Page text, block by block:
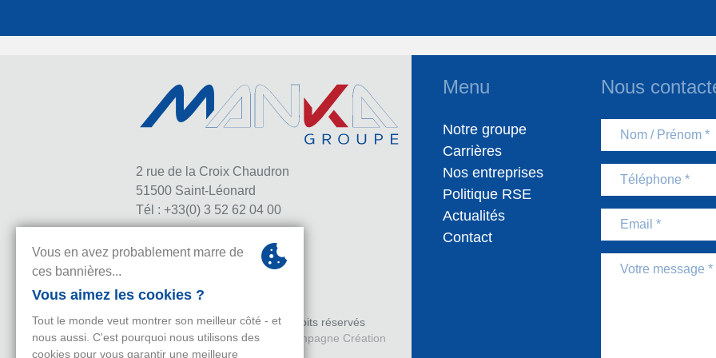
2 rue de la Croix Chaudron
51500 Saint‑Léonard
Tél : +33(0) 3 52 62 04 00
©2026 Groupe MANKA. Tous droits réservés
Conception / Réalisations :
Champagne Création
Menu
Notre groupe
Carrières
Nos entreprises
Politique RSE
Actualités
Contact
Nous
Nom / Prénom
Téléphone